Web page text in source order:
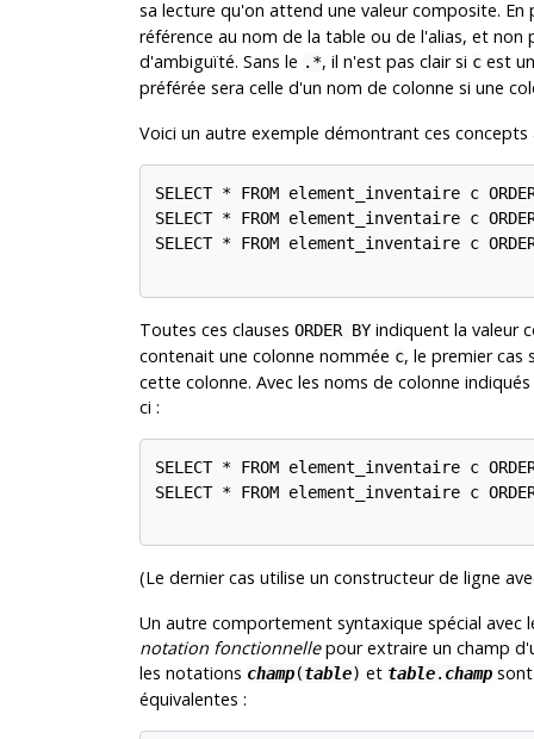
sa lecture qu'on attend une valeur composite.
référence au nom de la table ou de l'alias, et
d'ambiguïté. Sans le .*, il n'est pas clair si cest
préférée sera celle d'un nom de colonne si une
Voici un autre exemple démontrant ces
SELECT * FROM element_inventaire c
SELECT * FROM element_inventaire c
SELECT * FROM element_inventaire c
Toutes ces clauses ORDER BYindiquent la valeur
contenait une colonne nommée c, le premier cas
cette colonne. Avec les noms de colonne
ci :
SELECT * FROM element_inventaire c
SELECT * FROM element_inventaire c
(Le dernier cas utilise un constructeur de ligne
Un autre comportement syntaxique spécial avec
notation fonctionnellepour extraire un champ
les notations champ(table) et table. champsont
équivalentes :